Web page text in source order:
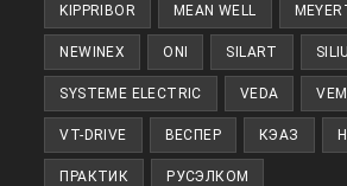
KIPPRIBOR MEAN WELL
NEWINEX ONI SILART
SYSTEME ELECTRIC VEDA
VT-DRIVE ВЕСПЕР КЭАЗ
ПРАКТИК РУСЭЛКОМ